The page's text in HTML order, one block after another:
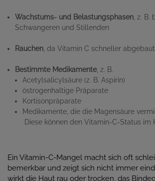
Wachstums- und Belastungsphasen , z. B.
Schwangeren und Stillenden
Rauchen , da Vitamin C schneller
Bestimmte Medikamente, z. B.
Acetylsalicylsäure (z. B. Aspirin)
östrogenhaltige Präparate
Kortisonpräparate
Medikamente, die die Magensäure
Diese können den Vitamin-C-Status im
Ein Vitamin-C-Mangel macht sich oft
bemerkbar und zeigt sich nicht immer
wirkt die Haut rau oder trocken, das